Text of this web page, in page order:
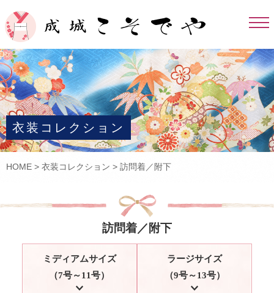
衣装コレクション
HOME > 衣装コレクション > 訪問着／附下
訪問着／附下
ミディアムサイズ
（7号～11号）
ラージサイズ
（9号～13号）